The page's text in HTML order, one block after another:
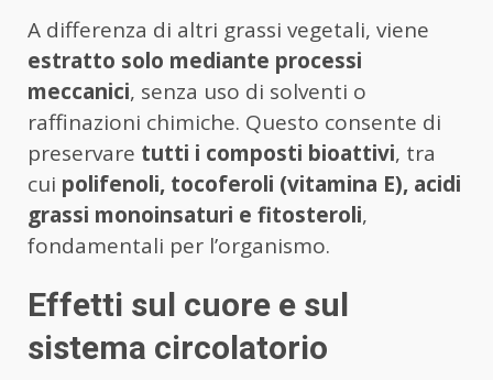
A differenza di altri grassi vegetali, viene
estratto solo mediante processi
meccanici, senza uso di solventi o
raffinazioni chimiche. Questo consente di
preservare tutti i composti bioattivi, tra
cui polifenoli, tocoferoli (vitamina E), acidi
grassi monoinsaturi e fitosteroli,
fondamentali per l’organismo.
Effetti sul cuore e sul
sistema circolatorio